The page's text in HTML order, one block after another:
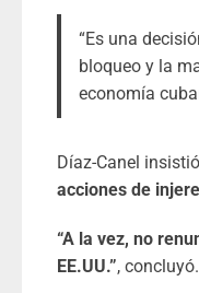
“Es una
bloqueo y la
economía
Díaz-Canel
acciones de
“A la vez, no
EE.UU.”, concluyó.